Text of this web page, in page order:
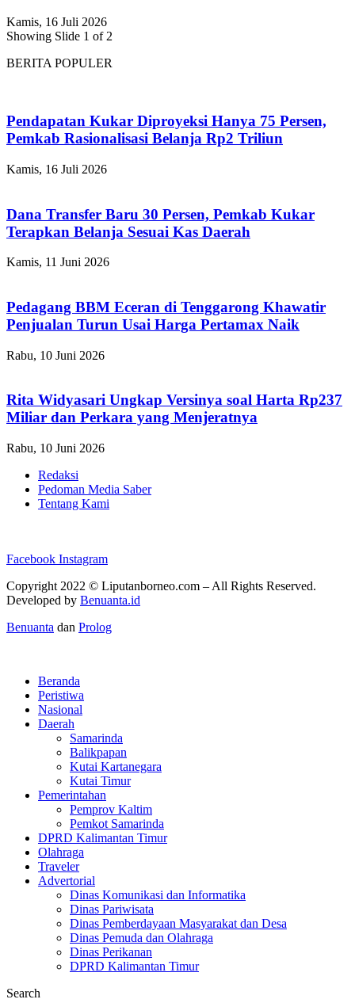
Kamis, 16 Juli 2026
Showing Slide 1 of 2
BERITA POPULER
Pendapatan Kukar Diproyeksi Hanya 75 Persen,
Pemkab Rasionalisasi Belanja Rp2 Triliun
Kamis, 16 Juli 2026
Dana Transfer Baru 30 Persen, Pemkab Kukar
Terapkan Belanja Sesuai Kas Daerah
Kamis, 11 Juni 2026
Pedagang BBM Eceran di Tenggarong Khawatir
Penjualan Turun Usai Harga Pertamax Naik
Rabu, 10 Juni 2026
Rita Widyasari Ungkap Versinya soal Harta Rp237
Miliar dan Perkara yang Menjeratnya
Rabu, 10 Juni 2026
Redaksi
Pedoman Media Saber
Tentang Kami
Facebook Instagram
Copyright 2022 © Liputanborneo.com – All Rights Reserved.
Developed by Benuanta.id
Benuanta dan Prolog
Beranda
Peristiwa
Nasional
Daerah
Samarinda
Balikpapan
Kutai Kartanegara
Kutai Timur
Pemerintahan
Pemprov Kaltim
Pemkot Samarinda
DPRD Kalimantan Timur
Olahraga
Traveler
Advertorial
Dinas Komunikasi dan Informatika
Dinas Pariwisata
Dinas Pemberdayaan Masyarakat dan Desa
Dinas Pemuda dan Olahraga
Dinas Perikanan
DPRD Kalimantan Timur
Search